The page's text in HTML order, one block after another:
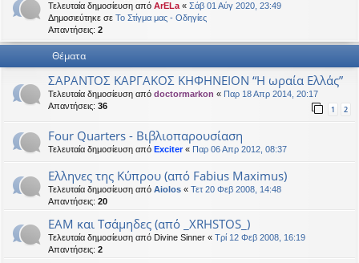
εις
Τελευταία δημοσίευση από ArELa « Σάβ 01 Αύγ 2020, 23:49
Δημοσιεύτηκε σε Το Στίγμα μας - Οδηγίες
Απαντήσεις: 2
Θέματα
ΣΑΡΑΝΤΟΣ ΚΑΡΓΑΚΟΣ ΚΗΦΗΝΕΙΟΝ “Η ωραία Ελλάς”
Τελευταία δημοσίευση από doctormarkon « Παρ 18 Απρ 2014, 20:17
Απαντήσεις: 36 1 2
Four Quarters - Βιβλιοπαρουσίαση
Τελευταία δημοσίευση από Exciter« Παρ 06 Απρ 2012, 08:37
Ελληνες της Κύπρου (από Fabius Maximus)
Τελευταία δημοσίευση από Aiolos « Τετ 20 Φεβ 2008, 14:48
Απαντήσεις: 20
ΕΑΜ και Τσάμηδες (από _XRHSTOS_)
Τελευταία δημοσίευση από Divine Sinner « Τρί 12 Φεβ 2008, 16:19
Απαντήσεις: 2